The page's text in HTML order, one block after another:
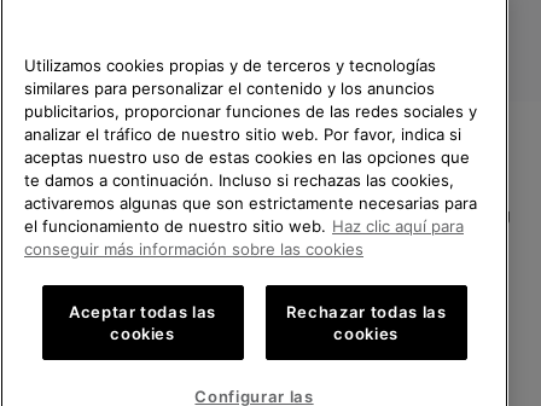
España
Política de Privacidad Condiciones De Uso Terminos de Venta
Cookies Impressum Public CBCR
Servicio al cliente: Lu. - Vi. de 9:00 a 13:00 y de 14:00 a 18:00
TE DAMOS LA BIENVENIDA A
SOREL.
POR FAVOR, SELECCIONA TU
PAÍS.
Compras en línea disponibles
United States
Utilizamos cookies propias y de terceros y tecnologías
similares para personalizar el contenido y los anuncios
publicitarios, proporcionar funciones de las redes sociales y
analizar el tráfico de nuestro sitio web. Por favor, indica si
aceptas nuestro uso de estas cookies en las opciones que
te damos a continuación. Incluso si rechazas las cookies,
activaremos algunas que son estrictamente necesarias para
el funcionamiento de nuestro sitio web. Haz clic aquí para
conseguir más información sobre las cookies
Aceptar todas las
cookies
Rechazar todas las
cookies
Configurar las